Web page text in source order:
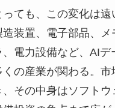
っても、この変化は遠
装置、電子部品、メ
電力設備など、AIデ
の産業が関わる。市
、その中身はソフトウ